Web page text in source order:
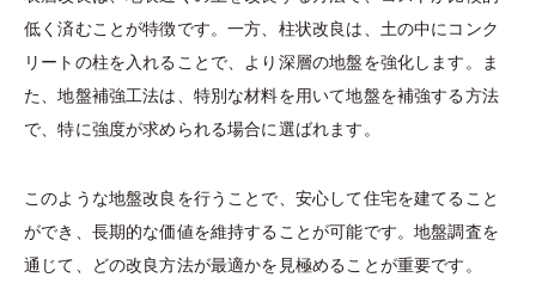
低く済むことが特徴です。一方、柱状改良は、土の中にコンク
リートの柱を入れることで、より深層の地盤を強化します。ま
た、地盤補強工法は、特別な材料を用いて地盤を補強する方法
で、特に強度が求められる場合に選ばれます。
このような地盤改良を行うことで、安心して住宅を建てること
ができ、長期的な価値を維持することが可能です。地盤調査を
通じて、どの改良方法が最適かを見極めることが重要です。